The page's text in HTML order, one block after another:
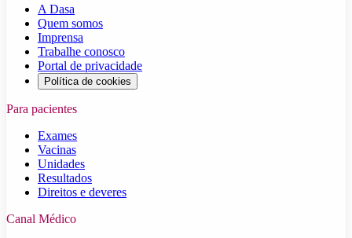
A Dasa
Quem somos
Imprensa
Trabalhe conosco
Portal de privacidade
Política de cookies
Para pacientes
Exames
Vacinas
Unidades
Resultados
Direitos e deveres
Canal Médico